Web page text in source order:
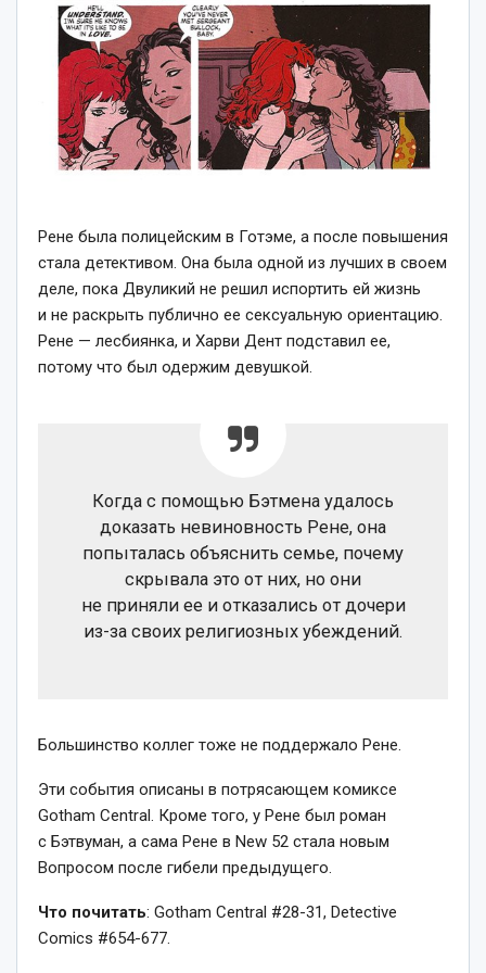
Рене была полицейским в Готэме, а после повышения
стала детективом. Она была одной из лучших в своем
деле, пока Двуликий не решил испортить ей жизнь
и не раскрыть публично ее сексуальную ориентацию.
Рене — лесбиянка, и Харви Дент подставил ее,
потому что был одержим девушкой.
Когда с помощью Бэтмена удалось
доказать невиновность Рене, она
попыталась объяснить семье, почему
скрывала это от них, но они
не приняли ее и отказались от дочери
из-за своих религиозных убеждений.
Большинство коллег тоже не поддержало Рене.
Эти события описаны в потрясающем комиксе
Gotham Central. Кроме того, у Рене был роман
с Бэтвуман, а сама Рене в New 52 стала новым
Вопросом после гибели предыдущего.
Что почитать: Gotham Central #28-31, Detective
Comics #654-677.